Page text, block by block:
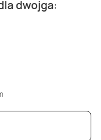
dwojga: